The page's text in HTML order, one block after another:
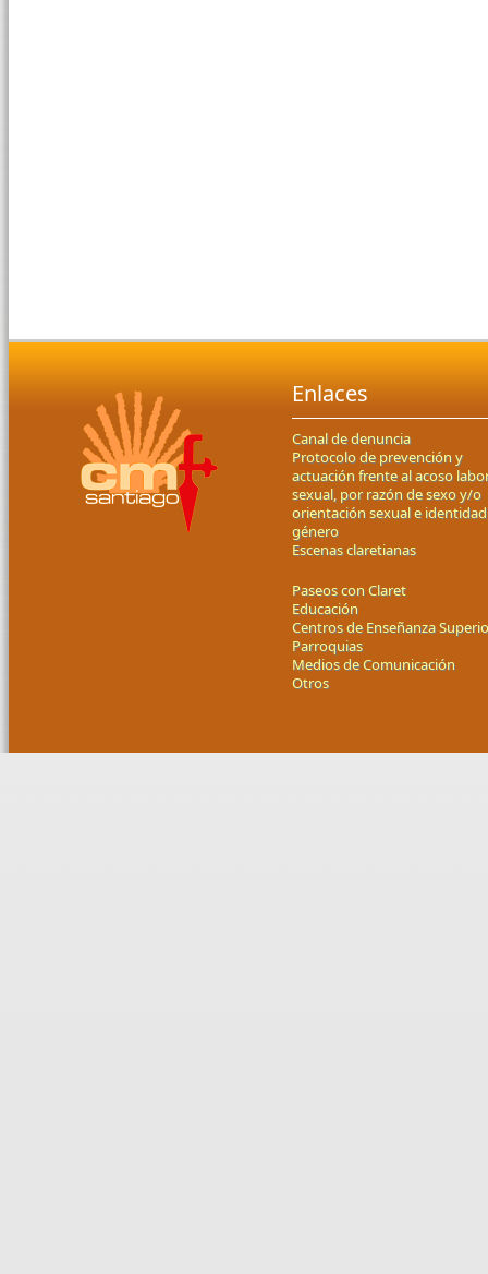
Enlaces
Canal de denuncia
Protocolo de prevención y
actuación frente al acoso
sexual, por razón de sexo y/o
orientación sexual e
género
Escenas claretianas
Paseos con Claret
Educación
Centros de Enseñanza
Parroquias
Medios de Comunicación
Otros